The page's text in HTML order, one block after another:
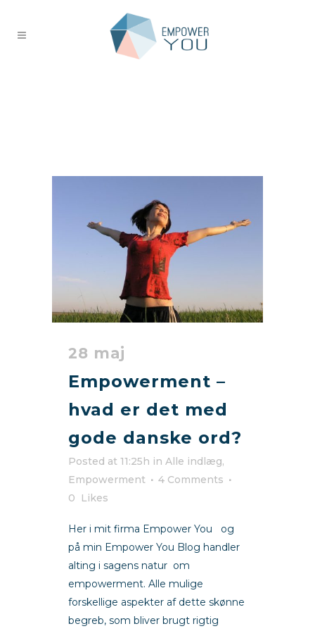
28 maj
Empowerment –
hvad er det med
gode danske ord?
Posted at 11:25h in Alle indlæg,
Empowerment
4 Comments
0
Likes
Her i mit firma Empower You og
på min Empower You Blog handler
alting i sagens natur om
empowerment. Alle mulige
forskellige aspekter af dette skønne
begreb, som bliver brugt rigtig